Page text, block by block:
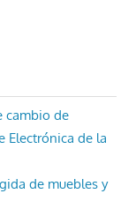
cambio de
Electrónica de la
de muebles y